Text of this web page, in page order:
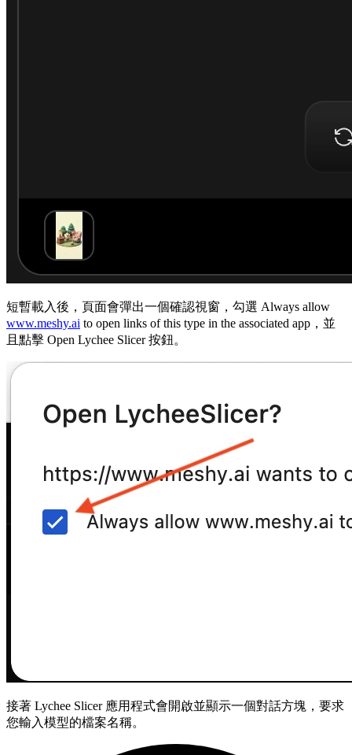
短暫載入後，頁面會彈出一個確認視窗，勾選 Always allow
www.meshy.ai to open links of this type in the associated app ，並
且點擊 Open Lychee Slicer按鈕。
接著 Lychee Slicer 應用程式會開啟並顯示一個對話方塊，要求
您輸入模型的檔案名稱。